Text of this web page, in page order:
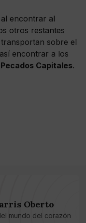
al encontrar al
otros restantes
sobre el
encontrar a los
Capitales.
Oberto
mundo del corazón